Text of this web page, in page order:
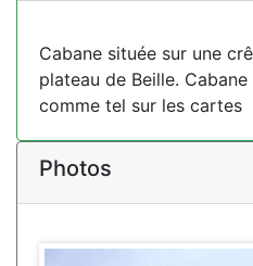
Cabane située sur une
plateau de Beille.
comme tel sur les cartes
Photos